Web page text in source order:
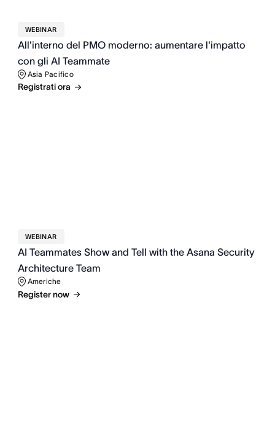
WEBINAR
All'interno del PMO moderno: aumentare l'impatto
con gli AI Teammate
Asia Pacifico
Registrati ora
WEBINAR
AI Teammates Show and Tell with the Asana Security
Architecture Team
Americhe
Register now